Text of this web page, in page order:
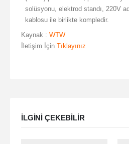
solüsyonu, elektrod standı, 220V
kablosu ile birlikte kompledir.
Kaynak : WTW
İletişim İçin Tıklayınız
ILGINI ÇEKEBILIR